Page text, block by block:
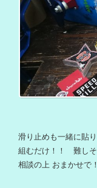
滑り止めも一緒に貼
組むだけ！！ 難しそ
相談の上 おまかせで